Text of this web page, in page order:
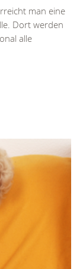
man eine
Dort werden
alle